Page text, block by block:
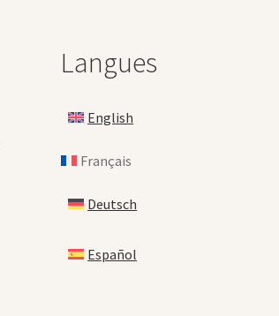
Langues
English
Français
Deutsch
Español